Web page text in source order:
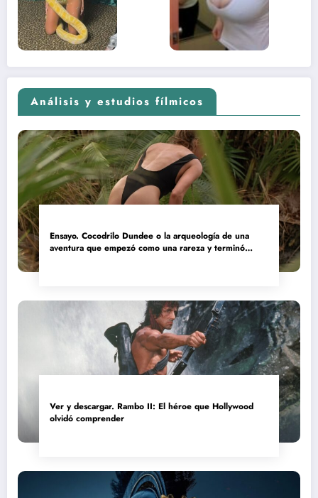
adolescente
Análisis y estudios fílmicos
Ensayo. Cocodrilo Dundee o la arqueología de una
aventura que empezó como una rareza y terminó
Ver y descargar. Rambo II: El héroe que Hollywood
olvidó comprender